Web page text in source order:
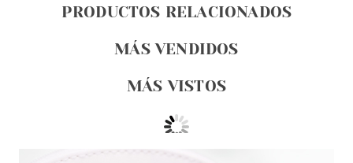
PRODUCTOS RELACIONADOS
MÁS VENDIDOS
MÁS VISTOS